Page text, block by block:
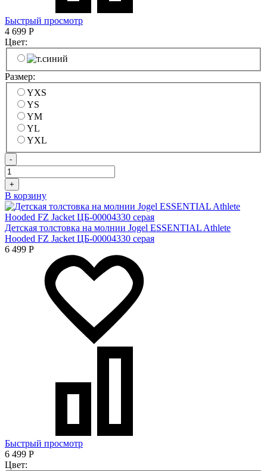
Быстрый просмотр
4 699 Р
Цвет:
Размер:
YXS
YS
YM
YL
YXL
-
+
В корзину
Детская толстовка на молнии Jogel ESSENTIAL Athlete
Hooded FZ Jacket ЦБ-00004330 серая
6 499 Р
Быстрый просмотр
6 499 Р
Цвет: